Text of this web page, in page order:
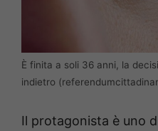
È finita a soli 36 anni, la
indietro
Il protagonista è uno